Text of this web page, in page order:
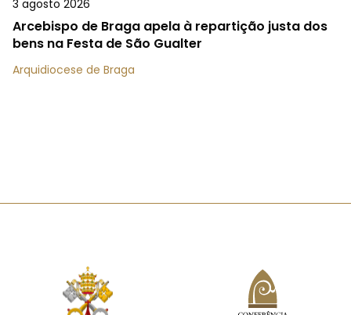
3 agosto 2026
Arcebispo de Braga apela à repartição justa dos
bens na Festa de São Gualter
Arquidiocese de Braga